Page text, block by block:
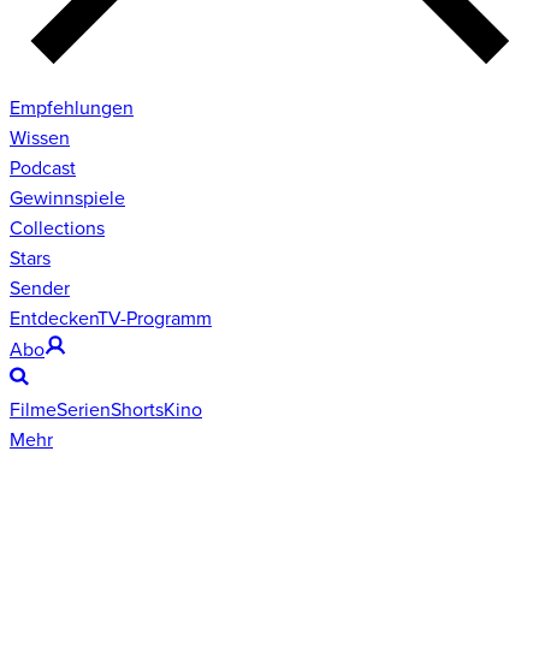
Empfehlungen
Wissen
Podcast
Gewinnspiele
Collections
Stars
Sender
EntdeckenTV-Programm
Abo
FilmeSerienShortsKino
Mehr